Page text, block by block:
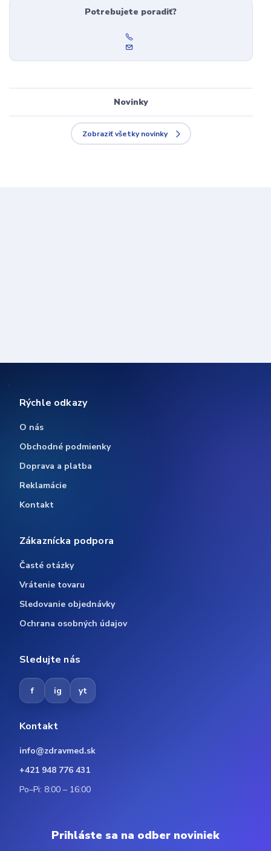
Potrebujete poradiť?
Novinky
Zobraziť všetky novinky
Rýchle odkazy
O nás
Obchodné podmienky
Doprava a platba
Reklamácie
Kontakt
Zákaznícka podpora
Časté otázky
Vrátenie tovaru
Sledovanie objednávky
Ochrana osobných údajov
Sledujte nás
f ig yt
Kontakt
info@zdravmed.sk
+421 948 776 431
Po–Pi: 8:00 – 16:00
Prihláste sa na odber noviniek